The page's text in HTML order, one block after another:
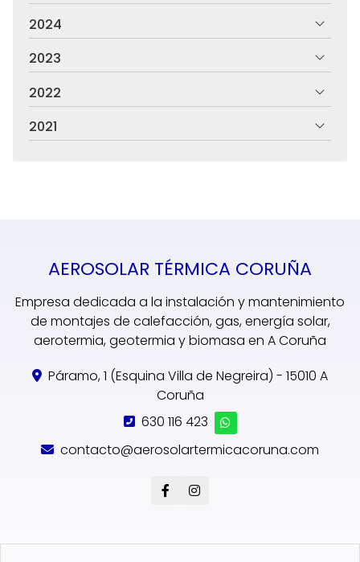
2024
2023
2022
2021
AEROSOLAR TÉRMICA CORUÑA
Empresa dedicada a la instalación y mantenimiento
de montajes de calefacción, gas, energía solar,
aerotermia, geotermia y biomasa en A Coruña
Páramo, 1 (Esquina Villa de Negreira) - 15010 A
Coruña
630 116 423
contacto@aerosolartermicacoruna.com